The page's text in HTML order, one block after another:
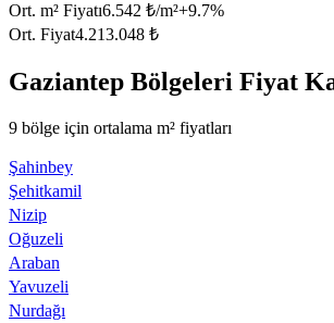
Ort. m² Fiyatı6.542 ₺/m²+9.7%
Ort. Fiyat4.213.048 ₺
Gaziantep Bölgeleri Fiyat
9 bölge için ortalama m² fiyatları
Şahinbey
Şehitkamil
Nizip
Oğuzeli
Araban
Yavuzeli
Nurdağı